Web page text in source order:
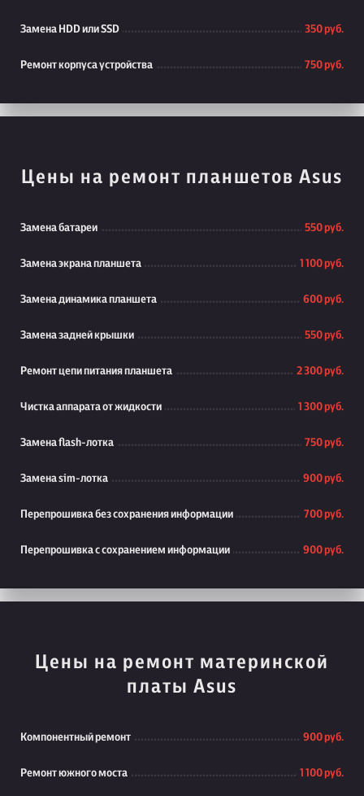
Замена HDD или SSD 350 руб.
Ремонт корпуса устройства 750 руб.
Цены на ремонт планшетов Asus
Замена батареи 550 руб.
Замена экрана планшета 1 100 руб.
Замена динамика планшета 600 руб.
Замена задней крышки 550 руб.
Ремонт цепи питания планшета 2 300 руб.
Чистка аппарата от жидкости 1 300 руб.
Замена flash-лотка 750 руб.
Замена sim-лотка 900 руб.
Перепрошивка без сохранения информации 700 руб.
Перепрошивка с сохранением информации 900 руб.
Цены на ремонт материнской
платы Asus
Компонентный ремонт 900 руб.
Ремонт южного моста 1 100 руб.